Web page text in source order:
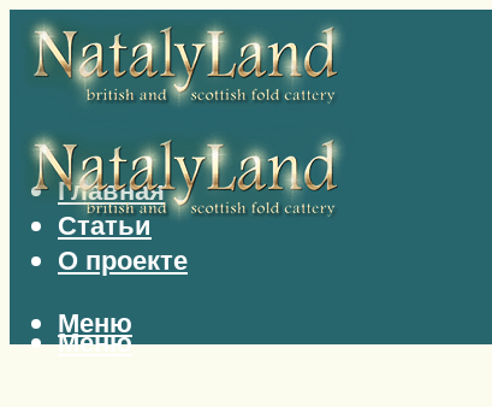
Главная
Статьи
О проекте
Меню
Меню